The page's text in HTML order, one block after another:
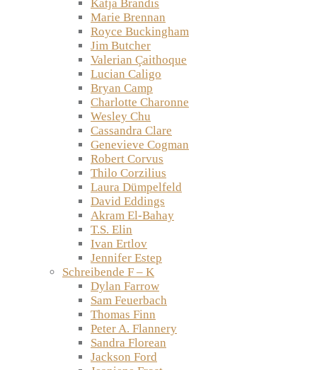
Katja Brandis
Marie Brennan
Royce Buckingham
Jim Butcher
Valerian Çaithoque
Lucian Caligo
Bryan Camp
Charlotte Charonne
Wesley Chu
Cassandra Clare
Genevieve Cogman
Robert Corvus
Thilo Corzilius
Laura Dümpelfeld
David Eddings
Akram El-Bahay
T.S. Elin
Ivan Ertlov
Jennifer Estep
Schreibende F – K
Dylan Farrow
Sam Feuerbach
Thomas Finn
Peter A. Flannery
Sandra Florean
Jackson Ford